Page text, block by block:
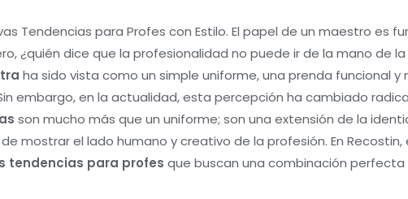
Tendencias para Profes con Estilo. El papel de un maestro es
¿quién dice que la profesionalidad no puede ir de la mano de
ha sido vista como un simple uniforme, una prenda funcional
embargo, en la actualidad, esta percepción ha cambiado
son mucho más que un uniforme; son una extensión de la
mostrar el lado humano y creativo de la profesión. En
tendencias para profes que buscan una combinación